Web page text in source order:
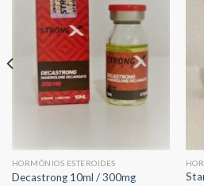
Adicionar
aos meus
HORMÔNIOS ESTEROIDES
Decastrong 10ml / 300mg